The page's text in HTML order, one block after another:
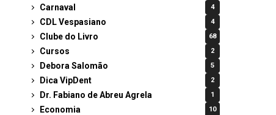
Carnaval 4
CDL Vespasiano 4
Clube do Livro 68
Cursos 2
Debora Salomão 5
Dica VipDent 2
Dr. Fabiano de Abreu Agrela 1
Economia 10